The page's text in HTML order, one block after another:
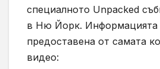
специалното Unpacked
в Ню Йорк. Информацията
предоставена от самата
видео: